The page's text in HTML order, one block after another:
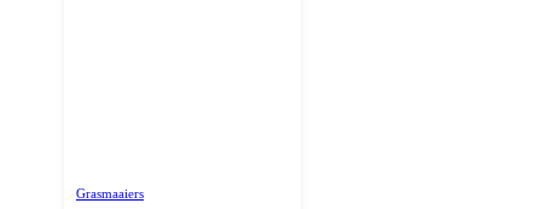
Grasmaaiers